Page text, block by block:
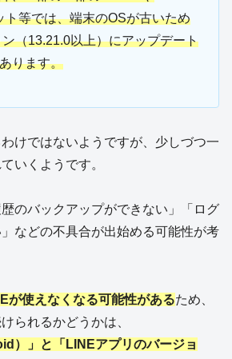
ト等では、端末のOSが古いため
（13.21.0以上）にアップデート
ります。
けではないようですが、少しづつ一
いくようです。
のバックアップができない」「ログ
などの不具合が出始める可能性が考
が使えなくなる可能性があるため、
られるかどうかは、
）」と「LINEアプリのバージョ